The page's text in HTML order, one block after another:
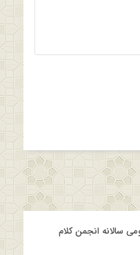
سالانه انجمن کلام